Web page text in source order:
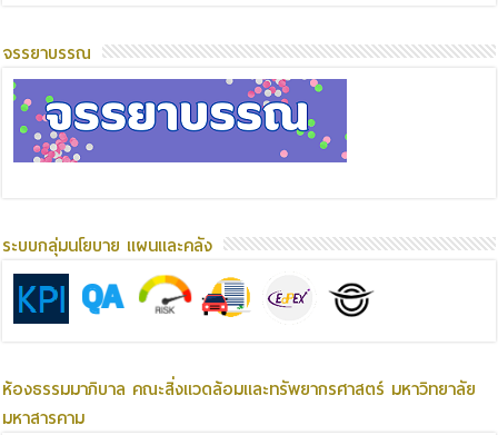
จรรยาบรรณ
ระบบกลุ่มนโยบาย แผนและคลัง
ห้องธรรมมาภิบาล คณะสิ่งแวดล้อมและทรัพยากรศาสตร์ มหาวิทยาลัย
มหาสารคาม